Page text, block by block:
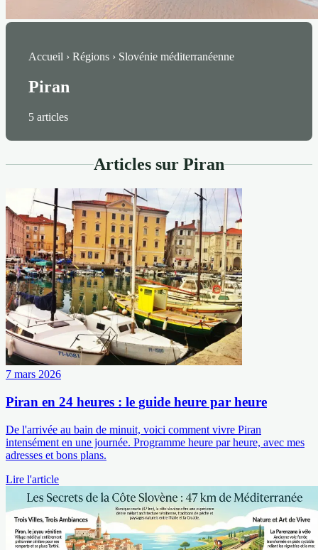
Accueil › Régions › Slovénie méditerranéenne
Piran
5 articles
Articles sur Piran
7 mars 2026
Piran en 24 heures : le guide heure par heure
De l'arrivée au bain de minuit, voici comment vivre Piran
intensément en une journée. Programme heure par heure, avec mes
adresses et bons plans.
Lire l'article